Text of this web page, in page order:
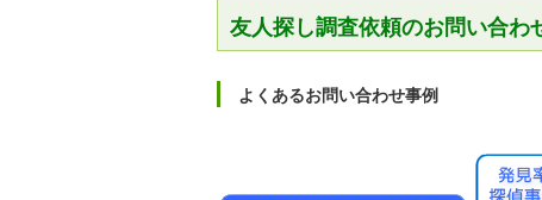
友人探し調査依頼のお問い合わ
よくあるお問い合わせ事例